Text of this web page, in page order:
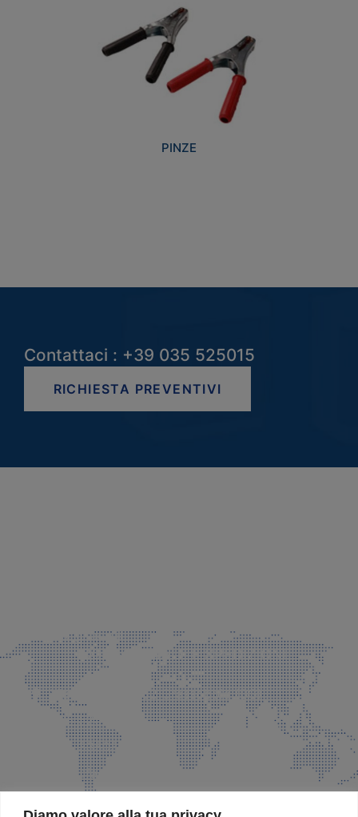
PINZE
Contattaci : +39 035 525015
RICHIESTA PREVENTIVI
info@faeg.it
COMMERCIALE E SPEDIZIONI
Via Padre Elzi, 32 Grassobbio (BG)
035 525015
035 335037
info@faeg.it
SITE MAP